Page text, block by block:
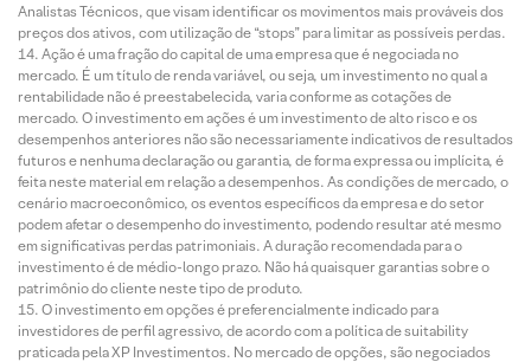
Analistas Técnicos, que visam identificar os movimentos mais prováveis dos
preços dos ativos, com utilização de “stops” para limitar as possíveis perdas.
Ação é uma fração do capital de uma empresa que é negociada no
mercado. É um título de renda variável, ou seja, um investimento no qual a
rentabilidade não é preestabelecida, varia conforme as cotações de
mercado. O investimento em ações é um investimento de alto risco e os
desempenhos anteriores não são necessariamente indicativos de resultados
futuros e nenhuma declaração ou garantia, de forma expressa ou implícita, é
feita neste material em relação a desempenhos. As condições de mercado, o
cenário macroeconômico, os eventos específicos da empresa e do setor
podem afetar o desempenho do investimento, podendo resultar até mesmo
em significativas perdas patrimoniais. A duração recomendada para o
investimento é de médio-longo prazo. Não há quaisquer garantias sobre o
patrimônio do cliente neste tipo de produto.
O investimento em opções é preferencialmente indicado para
investidores de perfil agressivo, de acordo com a política de suitability
praticada pela XP Investimentos. No mercado de opções, são negociados